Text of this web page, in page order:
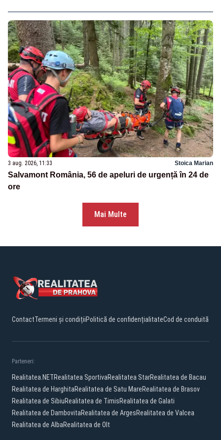
3 aug. 2026, 11:33 Stoica Marian
Salvamont România, 56 de apeluri de urgență în 24 de
ore
Mai Multe
ContactTermeni și condițiiPolitică de confidențialitateCod de conduită
Parteneri:
Realitatea.NETRealitatea SportivaRealitatea StarRealitatea de Bacau
Realitatea de HarghitaRealitatea de Satu MareRealitatea de Brasov
Realitatea de SibiuRealitatea de TimisRealitatea de Galati
Realitatea de DambovitaRealitatea de ArgesRealitatea de Valcea
Realitatea de AlbaRealitatea de Olt